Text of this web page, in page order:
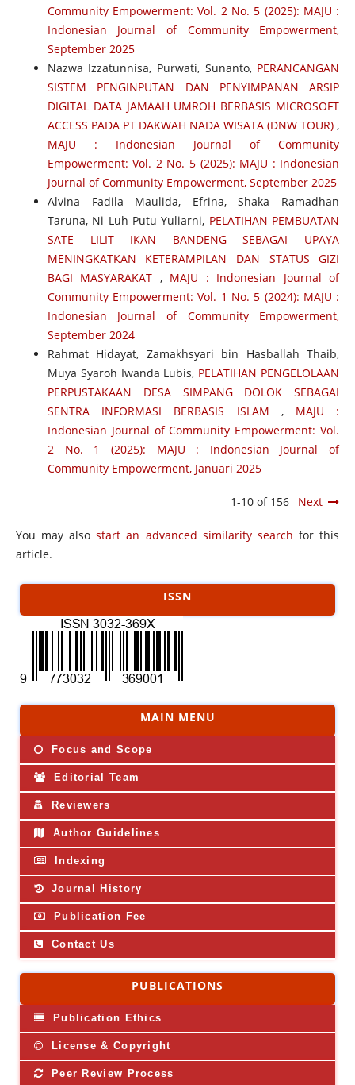
Community Empowerment: Vol. 2 No. 5 (2025): MAJU :
Indonesian Journal of Community Empowerment,
September 2025
Nazwa Izzatunnisa, Purwati, Sunanto, PERANCANGAN
SISTEM PENGINPUTAN DAN PENYIMPANAN ARSIP
DIGITAL DATA JAMAAH UMROH BERBASIS MICROSOFT
ACCESS PADA PT DAKWAH NADA WISATA (DNW TOUR) ,
MAJU : Indonesian Journal of Community
Empowerment: Vol. 2 No. 5 (2025): MAJU : Indonesian
Journal of Community Empowerment, September 2025
Alvina Fadila Maulida, Efrina, Shaka Ramadhan
Taruna, Ni Luh Putu Yuliarni, PELATIHAN PEMBUATAN
SATE LILIT IKAN BANDENG SEBAGAI UPAYA
MENINGKATKAN KETERAMPILAN DAN STATUS GIZI
BAGI MASYARAKAT , MAJU : Indonesian Journal of
Community Empowerment: Vol. 1 No. 5 (2024): MAJU :
Indonesian Journal of Community Empowerment,
September 2024
Rahmat Hidayat, Zamakhsyari bin Hasballah Thaib,
Muya Syaroh Iwanda Lubis, PELATIHAN PENGELOLAAN
PERPUSTAKAAN DESA SIMPANG DOLOK SEBAGAI
SENTRA INFORMASI BERBASIS ISLAM , MAJU :
Indonesian Journal of Community Empowerment: Vol.
2 No. 1 (2025): MAJU : Indonesian Journal of
Community Empowerment, Januari 2025
1-10 of 156 Next
You may alsostart an advanced similarity search for this
article.
ISSN
MAIN MENU
Focus and Scope
Editorial Team
Reviewers
Author Guidelines
Indexing
Journal History
Publication Fee
Contact Us
PUBLICATIONS
Publication Ethics
License & Copyright
Peer Review Process